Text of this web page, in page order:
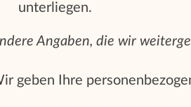
unterliegen.
Angaben, die wir
geben Ihre